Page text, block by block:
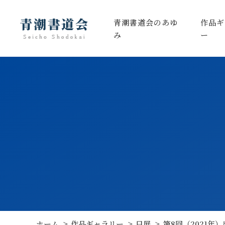
青潮書道会のあゆ
み
作品
ー